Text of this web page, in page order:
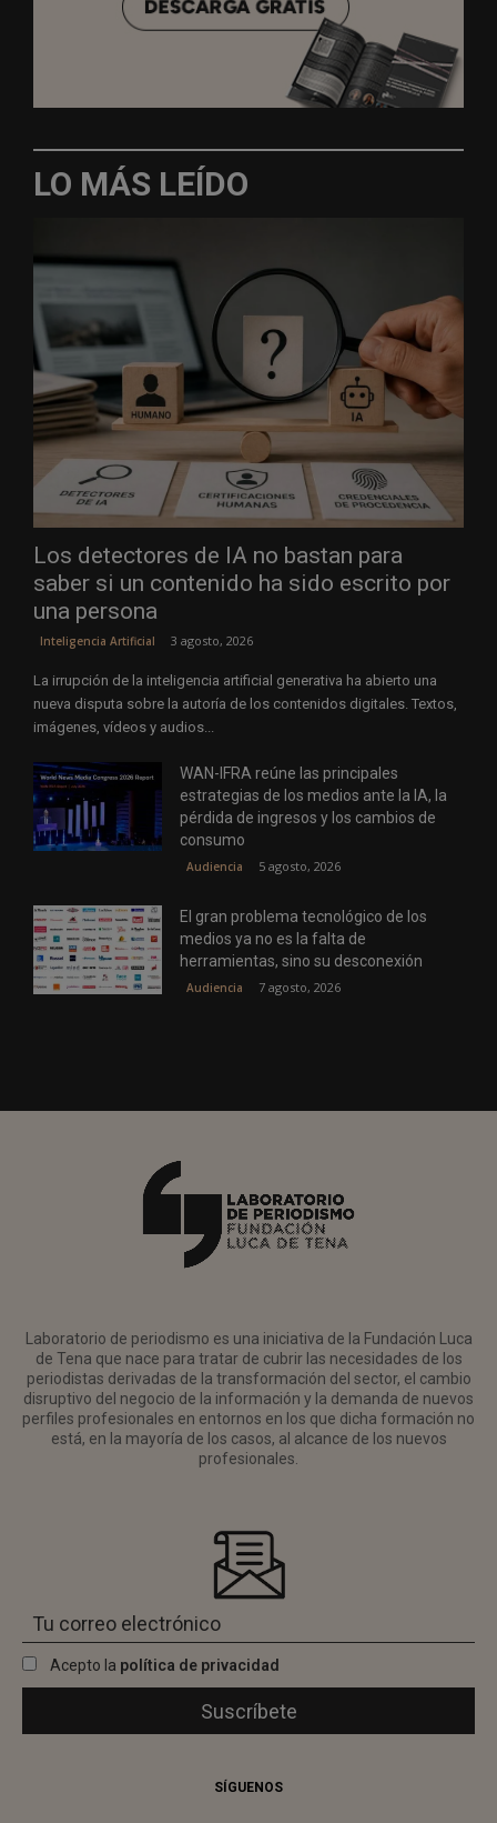
LO MÁS LEÍDO
Los detectores de IA no bastan para
saber si un contenido ha sido escrito por
una persona
Inteligencia Artificial 3 agosto, 2026
La irrupción de la inteligencia artificial generativa ha abierto una
nueva disputa sobre la autoría de los contenidos digitales. Textos,
imágenes, vídeos y audios...
WAN-IFRA reúne las principales
estrategias de los medios ante la IA, la
pérdida de ingresos y los cambios de
consumo
Audiencia 5 agosto, 2026
El gran problema tecnológico de los
medios ya no es la falta de
herramientas, sino su desconexión
Audiencia 7 agosto, 2026
Laboratorio de periodismo es una iniciativa de la Fundación Luca
de Tena que nace para tratar de cubrir las necesidades de los
periodistas derivadas de la transformación del sector, el cambio
disruptivo del negocio de la información y la demanda de nuevos
perfiles profesionales en entornos en los que dicha formación no
está, en la mayoría de los casos, al alcance de los nuevos
profesionales.
Acepto la política de privacidad
SÍGUENOS